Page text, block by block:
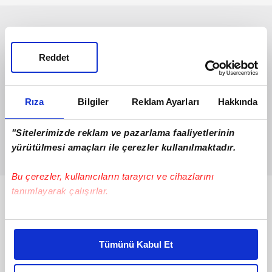
Rıza Bilgiler Reklam Ayarları Hakkında
"Sitelerimizde reklam ve pazarlama faaliyetlerinin
yürütülmesi amaçları ile çerezler kullanılmaktadır.
Bu çerezler, kullanıcıların tarayıcı ve cihazlarını
tanımlayarak çalışırlar.
Bu çerezlere izin vermeniz halinde sizlere özel
daha iyi reklam deneyimi yaşatabiliriz. Bunu yaparken
amacımızın size daha iyi bir reklam deneyimi sunmak
Tümünü Kabul Et
Reddet
Bunlar da Var